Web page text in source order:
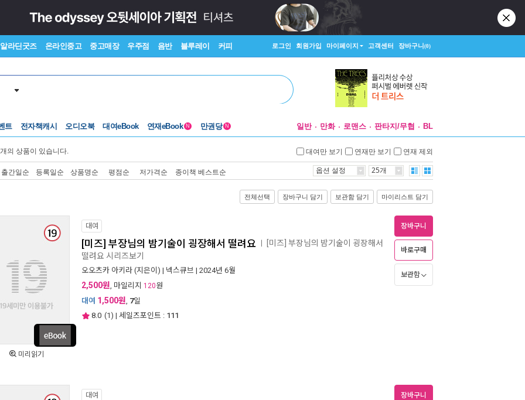
알라딘굿즈 온라인중고 중고매장 우주점 음반 블루레이 커피 로그인 회원가입 마이페이지 고객센터 장바구니(0)
트 전자책캐시 오디오북 대여eBook 연재eBook N 만권당 N 일반 만화 로맨스 판타지/무협 BL
개의 상품이 있습니다. 대여만 보기 연재만 보기 연재 제외
출간일순 등록일순 상품명순 평점순 저가격순 종이책 베스트순 옵션 설정 25개
전체선택 장바구니 담기 보관함 담기 마이리스트 담기
미리읽기
대여
[미즈] 부장님의 밤기술이 굉장해서 떨려요 [미즈] 부장님의 밤기술이 굉장해서
떨려요 시리즈보기
오오츠카 아키라 (지은이) | 넥스큐브 | 2024년 6월
2,500원, 마일리지 120원
대여 1,500원, 7일
8.0 (1) | 세일즈포인트 : 111
장바구니
바로구매
보관함
대여 장바구니